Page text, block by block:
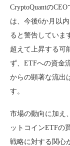
CryptoQuantの
は、今後6か月以内
ると警告していま
超えて上昇する可
ず、ETFへの資金
からの顕著な流出
す。
市場の動向に加え
ットコインETFの
戦略に対する関心